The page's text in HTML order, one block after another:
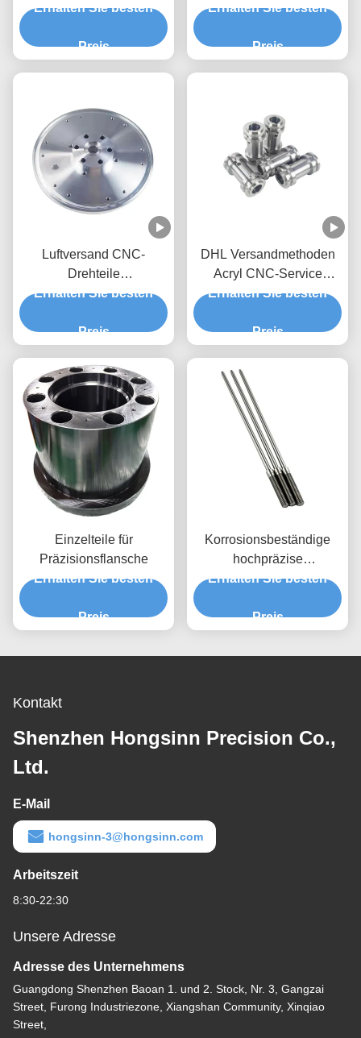
Präzision
Erhalten Sie besten
Preis
Toleranz +/- 0,01-0,005
Präzisionsmetallteile
Erhalten Sie besten
Preis
Luftversand CNC-
Drehteile
Schnellprototyping CNC-
Dienstleistungen
Präzisionsmetallteile für
Maschinen
Erhalten Sie besten
Preis
DHL Versandmethoden
Acryl CNC-Service
Lieferung präzises
Probe muss
Anwendbar
Erhalten Sie besten
Preis
Einzelteile für
Präzisionsflansche
Erhalten Sie besten
Preis
Korrosionsbeständige
hochpräzise
Edelstahlwelle,
bearbeitete Wellenteile
Erhalten Sie besten
Preis
Kontakt
Shenzhen Hongsinn Precision Co.,
Ltd.
E-Mail
hongsinn-3@hongsinn.com
Arbeitszeit
8:30-22:30
Unsere Adresse
Adresse des Unternehmens
Guangdong Shenzhen Baoan 1. und 2. Stock, Nr. 3, Gangzai
Street, Furong Industriezone, Xiangshan Community, Xinqiao
Street,